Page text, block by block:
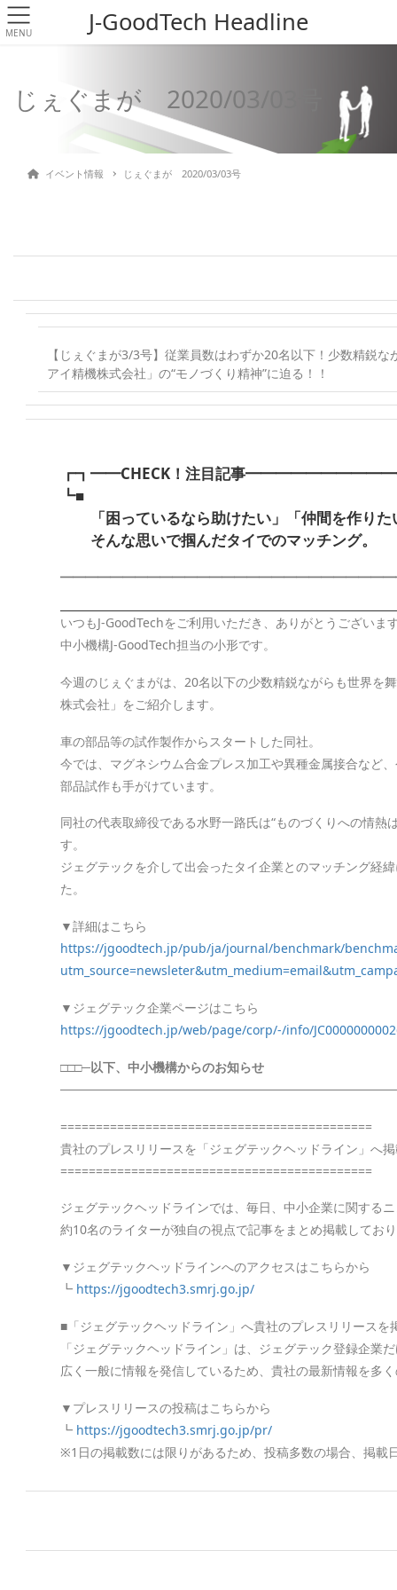
J-GoodTech Headline
じぇぐまが 2020/03/03号
イベント情報 じぇぐまが 2020/03/03号
【じぇぐまが3/3号】従業員数はわずか20名以下！少数精鋭
アイ精機株式会社」の“モノづくり精神”に迫る！！
┏┓━━CHECK！注目記事
┗■
「困っているなら助けたい」「仲間を作りた
そんな思いで掴んだタイでのマッチング。
いつもJ-GoodTechをご利用いただき、ありがとうございま
中小機構J-GoodTech担当の小形です。
今週のじぇぐまがは、20名以下の少数精鋭ながらも世界を
株式会社」をご紹介します。
車の部品等の試作製作からスタートした同社。
今では、マグネシウム合金プレス加工や異種金属接合など
部品試作も手がけています。
同社の代表取締役である水野一路氏は“ものづくりへの情熱
す。
ジェグテックを介して出会ったタイ企業とのマッチング経
た。
▼詳細はこちら
https://jgoodtech.jp/pub/ja/journal/benchmark/
▼ジェグテック企業ページはこちら
https://jgoodtech.jp/web/page/corp/-/info/
□□□─以下、中小機構からのお知らせ
============================================
貴社のプレスリリースを「ジェグテックヘッドライン」へ
============================================
ジェグテックヘッドラインでは、毎日、中小企業に関する
約10名のライターが独自の視点で記事をまとめ掲載してお
▼ジェグテックヘッドラインへのアクセスはこちらから
┗ https://jgoodtech3.smrj.go.jp/
■「ジェグテックヘッドライン」へ貴社のプレスリリース
「ジェグテックヘッドライン」は、ジェグテック登録企業
広く一般に情報を発信しているため、貴社の最新情報を多
▼プレスリリースの投稿はこちらから
┗ https://jgoodtech3.smrj.go.jp/pr/
※1日の掲載数には限りがあるため、投稿多数の場合、掲載
MENU